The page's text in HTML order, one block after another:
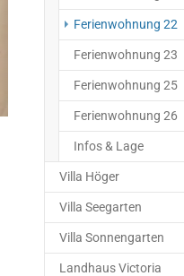
Ferienwohnung 22
Ferienwohnung 23
Ferienwohnung 25
Ferienwohnung 26
Infos & Lage
Villa Höger
Villa Seegarten
Villa Sonnengarten
Landhaus Victoria